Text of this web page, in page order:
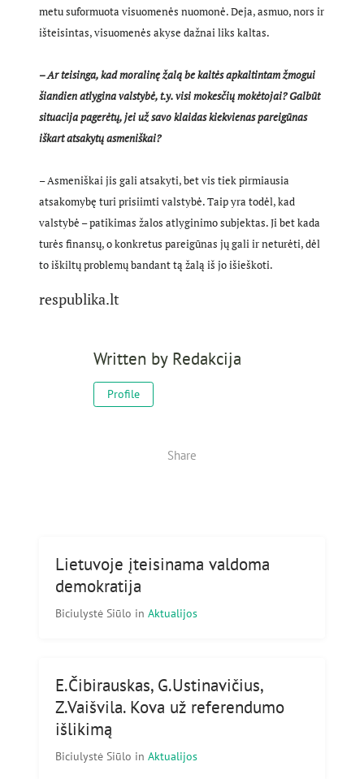
metu suformuota visuomenės nuomonė. Deja, asmuo, nors ir
išteisintas, visuomenės akyse dažnai liks kaltas.
– Ar teisinga, kad moralinę žalą be kaltės apkaltintam žmogui
šiandien atlygina valstybė, t.y. visi mokesčių mokėtojai? Galbūt
situacija pagerėtų, jei už savo klaidas kiekvienas pareigūnas
iškart atsakytų asmeniškai?
– Asmeniškai jis gali atsakyti, bet vis tiek pirmiausia
atsakomybę turi prisiimti valstybė. Taip yra todėl, kad
valstybė – patikimas žalos atlyginimo subjektas. Ji bet kada
turės finansų, o konkretus pareigūnas jų gali ir neturėti, dėl
to iškiltų problemų bandant tą žalą iš jo išieškoti.
respublika.lt
Written by Redakcija
Profile
Share
Lietuvoje įteisinama valdoma
demokratija
Biciulystė Siūlo in Aktualijos
E.Čibirauskas, G.Ustinavičius,
Z.Vaišvila. Kova už referendumo
išlikimą
Biciulystė Siūlo in Aktualijos